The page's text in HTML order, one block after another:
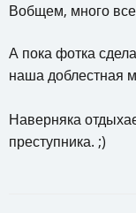
Вобщем, много
А пока фотка
наша доблестная
Наверняка
преступника. ;)